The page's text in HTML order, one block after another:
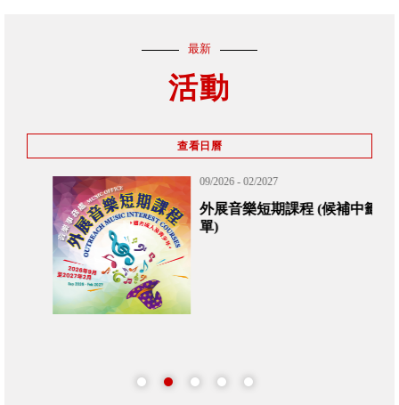
最新
活動
查看日曆
09/2026 - 02/2027
外展音樂短期課程 (候補中籤名
單)